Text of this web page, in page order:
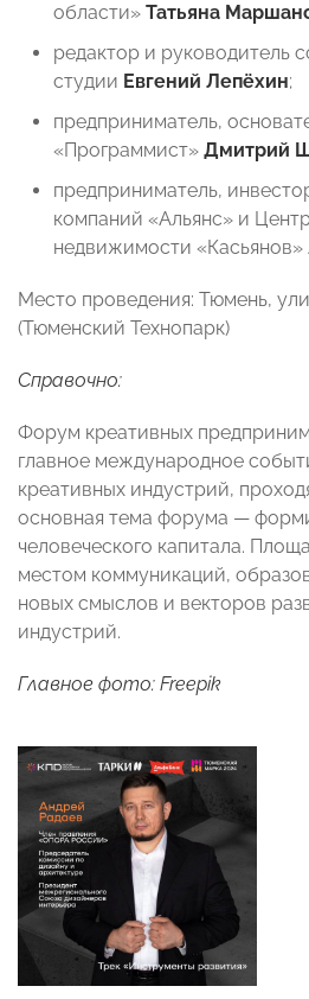
области» Татьяна
редактор и руководитель
студии Евгений Лепёхин;
предприниматель,
«Программист» Дмитрий
предприниматель,
компаний «Альянс» и
недвижимости «Касьянов»
Место проведения: Тюмень,
(Тюменский Технопарк)
Справочно:
Форум креативных
главное международное
креативных индустрий,
основная тема форума —
человеческого капитала.
местом коммуникаций,
новых смыслов и векторов
индустрий.
Главное фото: Freepik